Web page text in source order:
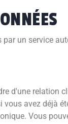
un service
d'une
avez déjà
Vous